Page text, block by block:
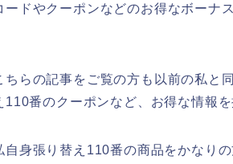
ードやクーポンなどのお得なボーナ
ちらの記事をご覧の方も以前の私と
110番のクーポンなど、お得な情報
自身張り替え110番の商品をかなり